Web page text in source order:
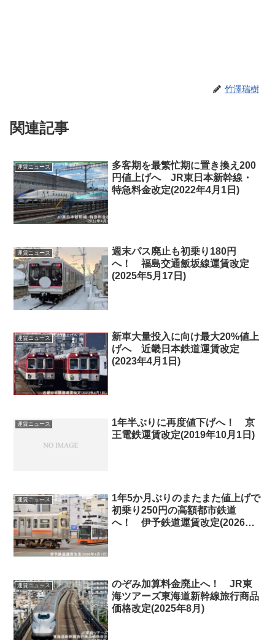
竹澤瑞樹
関連記事
運賃ニュース
多客期を最繁忙期に置き換え200
円値上げへ JR東日本新幹線・
特急料金改定(2022年4月1日)
運賃ニュース
週末パス廃止も初乗り180円
へ！ 福島交通飯坂線運賃改定
(2025年5月17日)
運賃ニュース
新車大量投入に向け最大20%値上
げへ 近畿日本鉄道運賃改定
(2023年4月1日)
運賃ニュース
1年半ぶりに再度値下げへ！ 京
王電鉄運賃改定(2019年10月1日)
運賃ニュース
1年5か月ぶりのまたまた値上げで
初乗り250円の高額都市鉄道
へ！ 伊予鉄道運賃改定(2026年4
運賃ニュース
のぞみ加算料金廃止へ！ JR東
海ツアーズ東海道新幹線旅行商品
価格改定(2025年8月)